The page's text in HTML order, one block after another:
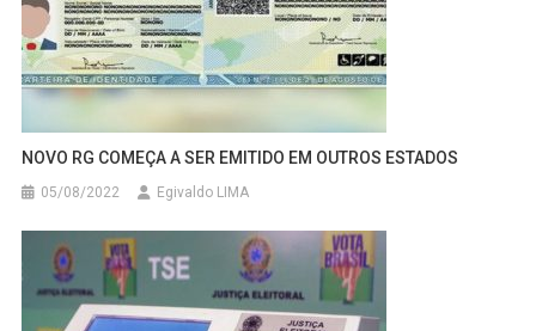
NOVO RG COMEÇA A SER EMITIDO EM OUTROS ESTADOS
05/08/2022 Egivaldo LIMA